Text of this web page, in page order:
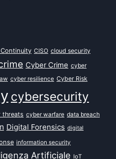
CISO cloud security
Cyber Crime cyber
cyber resilience Cyber Risk
cybersecurity
threats cyber warfare data breach
Digital Forensics digital
information security
Artificiale IoT